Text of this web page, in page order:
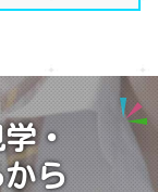
・
ら